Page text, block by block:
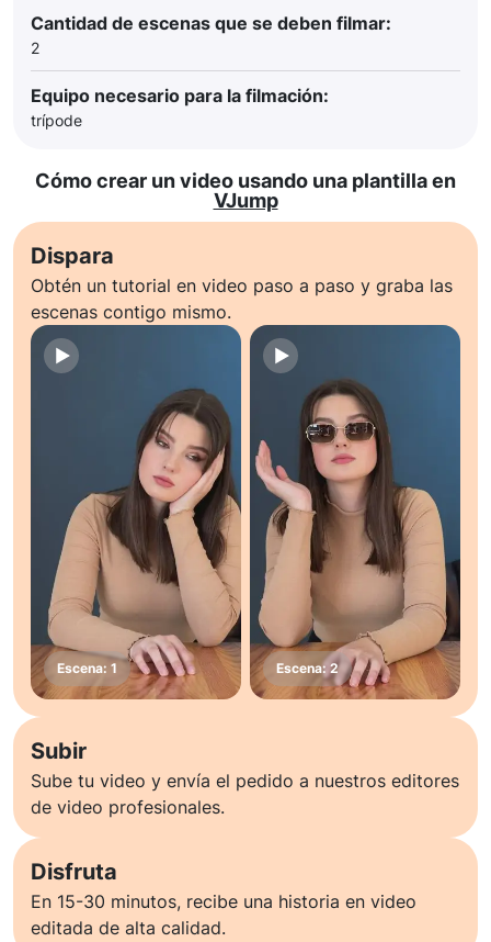
Cantidad de escenas que se deben filmar:
2
Equipo necesario para la filmación:
trípode
Cómo crear un video usando una plantilla en
VJump
Dispara
Obtén un tutorial en video paso a paso y graba las
escenas contigo mismo.
Subir
Sube tu video y envía el pedido a nuestros editores
de video profesionales.
Disfruta
En 15-30 minutos, recibe una historia en video
editada de alta calidad.